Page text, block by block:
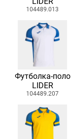
104489.013
Футболка-поло
LIDER
104489.207